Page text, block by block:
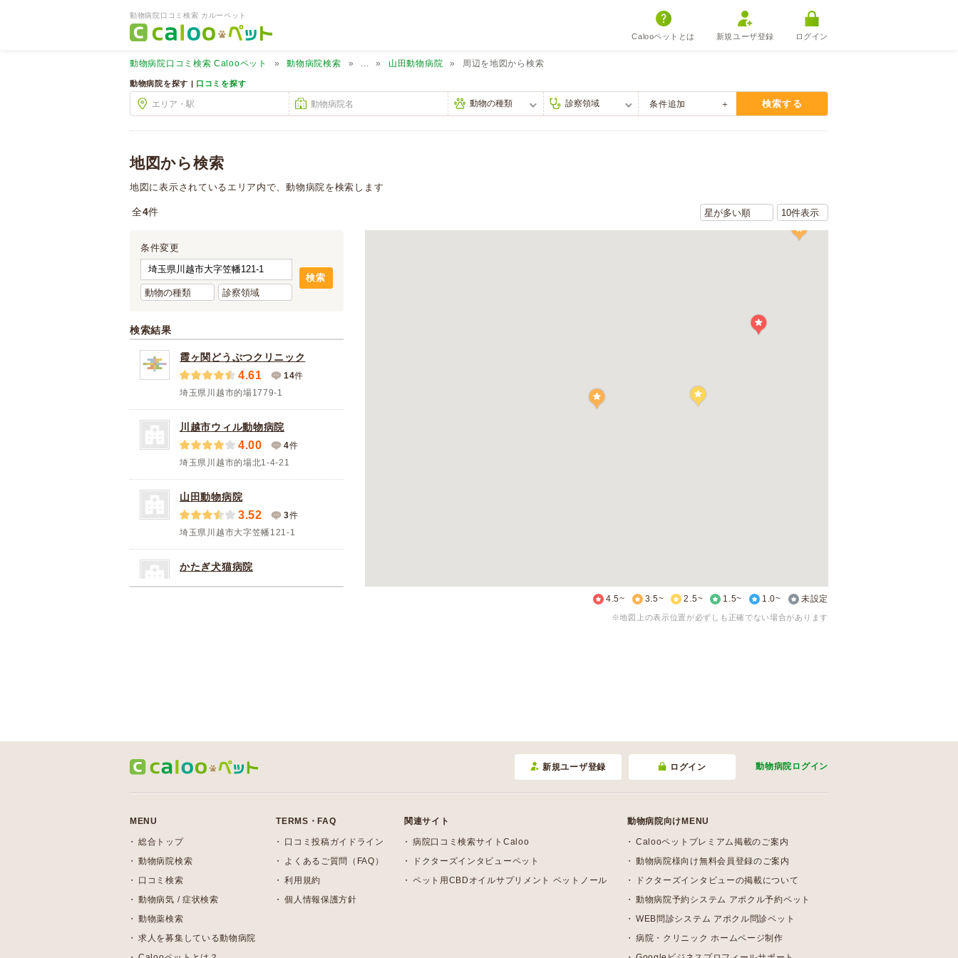
動物病院口コミ検索 カルーペット
Calooペットとは 新規ユーザ登録 ログイン
動物病院口コミ検索 Calooペット 動物病院検索 ... 山田動物病院 周辺を地図から検索
動物病院を探す | 口コミを探す
条件追加 検索する
地図から検索
地図に表示されているエリア内で、動物病院を検索します
全4件
4.5~ 3.5~ 2.5~ 1.5~ 1.0~ 未設定
※地図上の表示位置が必ずしも正確でない場合があります
条件変更
検索結果
霞ヶ関どうぶつクリニック
4.61 14件
埼玉県川越市的場1779-1
川越市ウィル動物病院
4.00 4件
埼玉県川越市的場北1-4-21
山田動物病院
3.52 3件
埼玉県川越市大字笠幡121-1
かたぎ犬猫病院
3.25 6件
新規ユーザ登録 ログイン 動物病院 ログイン
MENU
総合トップ
動物病院検索
口コミ検索
動物病気 / 症状検索
動物薬検索
求人を募集している動物病院
TERMS・FAQ
口コミ投稿ガイドライン
よくあるご質問（FAQ）
利用規約
個人情報保護方針
関連サイト
病院口コミ検索サイトCaloo
ドクターズインタビューペット
ペット用CBDオイルサプリメント ペットノール
動物病院向けMENU
Calooペットプレミアム掲載のご案内
動物病院様向け無料会員登録のご案内
ドクターズインタビューの掲載について
動物病院予約システム アポクル予約ペット
WEB問診システム アポクル問診ペット
病院・クリニック ホームページ制作